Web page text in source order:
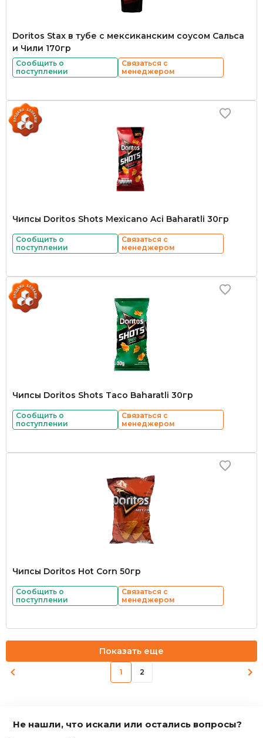
Doritos Stax в тубе с мексиканским соусом Сальса
и Чили 170гр
Сообщить о
поступлении
Связаться с
менеджером
Чипсы Doritos Shots Mexicano Aci Baharatli 30гр
Сообщить о
поступлении
Связаться с
менеджером
Чипсы Doritos Shots Taco Baharatli 30гр
Сообщить о
поступлении
Связаться с
менеджером
Чипсы Doritos Hot Corn 50гр
Сообщить о
поступлении
Связаться с
менеджером
Показать еще
1 2
Не нашли, что искали или остались вопросы?